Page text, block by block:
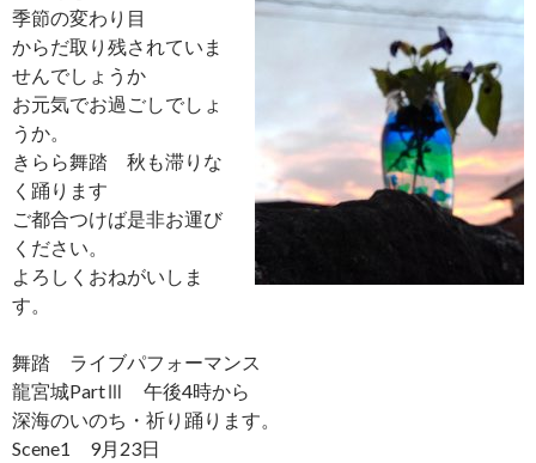
季節の変わり目
からだ取り残されていま
せんでしょうか
お元気でお過ごしでしょ
うか。
きらら舞踏 秋も滞りな
く踊ります
ご都合つけば是非お運び
ください。
よろしくおねがいしま
す。
舞踏 ライブパフォーマンス
龍宮城PartⅢ 午後4時から
深海のいのち・祈り踊ります。
Scene1 9月23日